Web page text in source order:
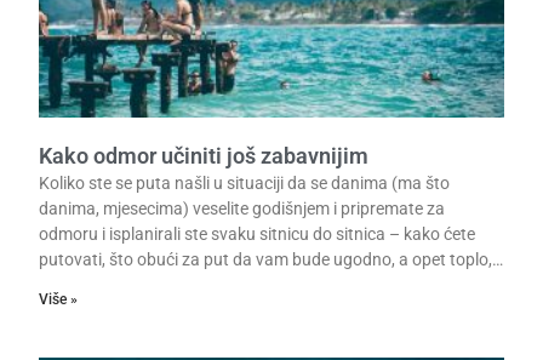
Kako odmor učiniti još zabavnijim
Koliko ste se puta našli u situaciji da se danima (ma što
danima, mjesecima) veselite godišnjem i pripremate za
odmoru i isplanirali ste svaku sitnicu do sitnica – kako ćete
putovati, što obući za put da vam bude ugodno, a opet toplo,…
Više »